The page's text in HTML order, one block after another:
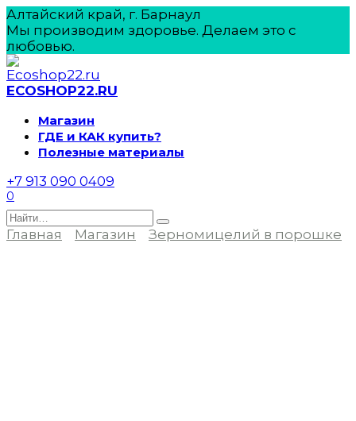
Перейти
к
содержанию
Алтайский край, г. Барнаул
Мы производим здоровье. Делаем это с
любовью.
ECOSHOP22.RU
Магазин
ГДЕ и КАК купить?
Полезные материалы
+7 913 090 0409
0
Search
for:
Главная Магазин Зерномицелий в порошке